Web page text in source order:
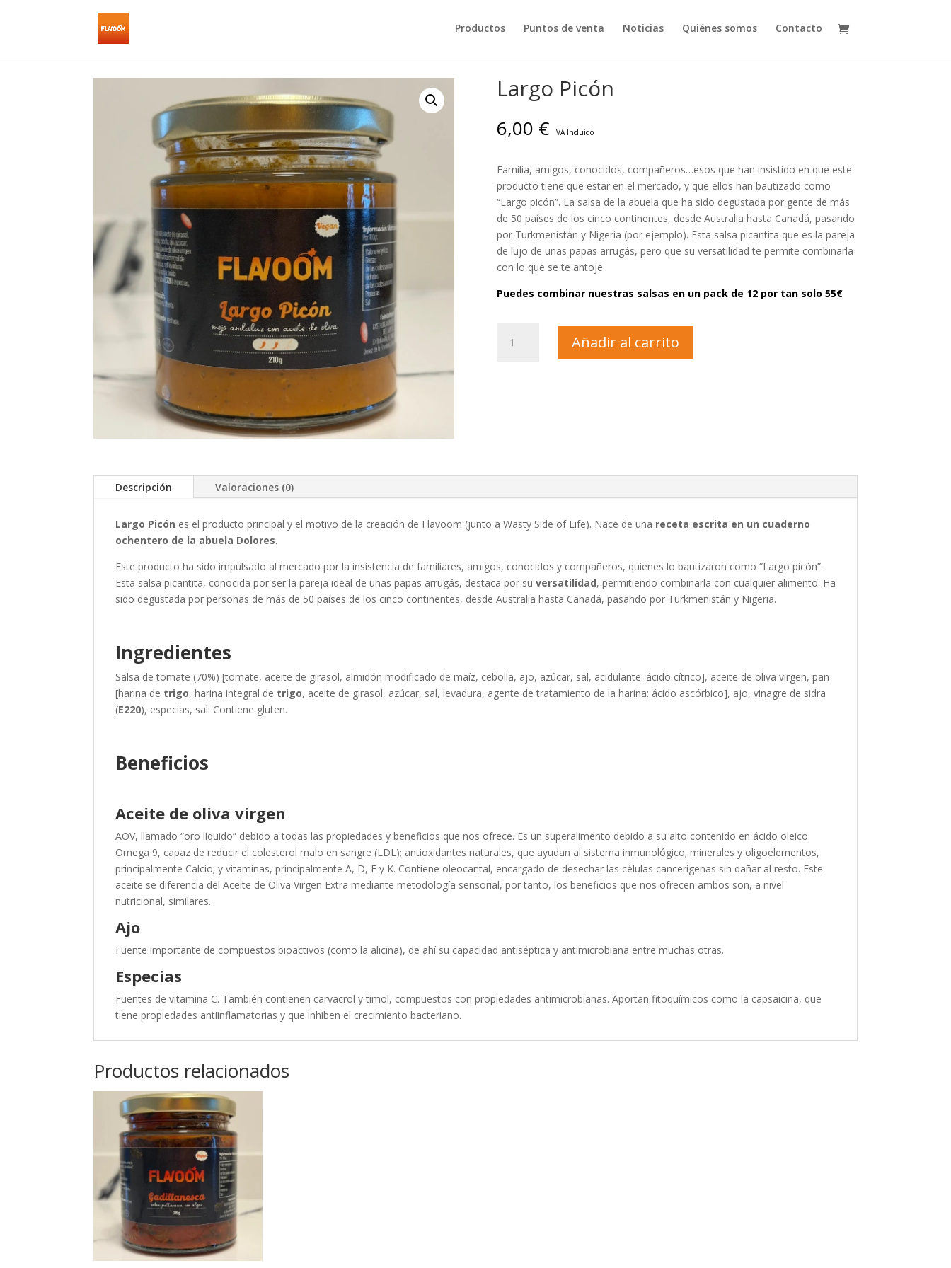
Productos Puntos de venta Noticias Quiénes somos Contacto
Largo Picón
6,00 € IVA Incluido
Familia, amigos, conocidos, compañeros…esos que han insistido en que este
producto tiene que estar en el mercado, y que ellos han bautizado como
“Largo picón”. La salsa de la abuela que ha sido degustada por gente de más
de 50 países de los cinco continentes, desde Australia hasta Canadá, pasando
por Turkmenistán y Nigeria (por ejemplo). Esta salsa picantita que es la pareja
de lujo de unas papas arrugás, pero que su versatilidad te permite combinarla
con lo que se te antoje.
Puedes combinar nuestras salsas en un pack de 12 por tan solo 55€
Picón
Añadir al carrito
Descripción Valoraciones (0)
Largo Picón es el producto principal y el motivo de la creación de Flavoom (junto a Wasty Side of Life). Nace de una receta escrita en un cuaderno
ochentero de la abuela Dolores.
Este producto ha sido impulsado al mercado por la insistencia de familiares, amigos, conocidos y compañeros, quienes lo bautizaron como “Largo picón”.
Esta salsa picantita, conocida por ser la pareja ideal de unas papas arrugás, destaca por su versatilidad, permitiendo combinarla con cualquier alimento. Ha
sido degustada por personas de más de 50 países de los cinco continentes, desde Australia hasta Canadá, pasando por Turkmenistán y Nigeria.
Ingredientes
Salsa de tomate (70%) [tomate, aceite de girasol, almidón modificado de maíz, cebolla, ajo, azúcar, sal, acidulante: ácido cítrico], aceite de oliva virgen, pan
[harina de trigo, harina integral de trigo, aceite de girasol, azúcar, sal, levadura, agente de tratamiento de la harina: ácido ascórbico], ajo, vinagre de sidra
(E220), especias, sal. Contiene gluten.
Beneficios
Aceite de oliva virgen
AOV, llamado “oro líquido” debido a todas las propiedades y beneficios que nos ofrece. Es un superalimento debido a su alto contenido en ácido oleico
Omega 9, capaz de reducir el colesterol malo en sangre (LDL); antioxidantes naturales, que ayudan al sistema inmunológico; minerales y oligoelementos,
principalmente Calcio; y vitaminas, principalmente A, D, E y K. Contiene oleocantal, encargado de desechar las células cancerígenas sin dañar al resto. Este
aceite se diferencia del Aceite de Oliva Virgen Extra mediante metodología sensorial, por tanto, los beneficios que nos ofrecen ambos son, a nivel
nutricional, similares.
Ajo
Fuente importante de compuestos bioactivos (como la alicina), de ahí su capacidad antiséptica y antimicrobiana entre muchas otras.
Especias
Fuentes de vitamina C. También contienen carvacrol y timol, compuestos con propiedades antimicrobianas. Aportan fitoquímicos como la capsaicina, que
tiene propiedades antiinflamatorias y que inhiben el crecimiento bacteriano.
Productos relacionados